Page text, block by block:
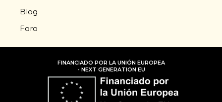
Blog
Foro
FINANCIADO POR LA UNIÓN EUROPEA
- NEXT GENERATION EU